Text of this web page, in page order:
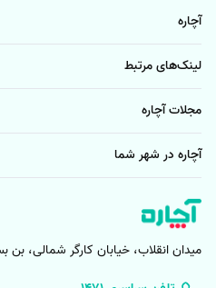
هر برنامه به خودروی متفاوتی نیاز دارد.
روزانه معمولا خودروهای سواری
سفر خانوادگی دارید خودروهای جادار
می‌دهند. اجاره خودرو در اصفهان برای
ثبت است و شما می‌توانید مدل‌های ویژه
مناسب‌تری ارائه دهند.
بررسی قیمت اجاره خودرو در
یکی از دغدغه‌های مهم شما هنگام
آچاره
لینک‌های مرتبط
مجلات آچاره
آچاره در شهر شما
میدان انقلاب، خیابان کارگر شمالی، بن